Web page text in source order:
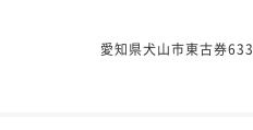
愛知県犬山市東古券633